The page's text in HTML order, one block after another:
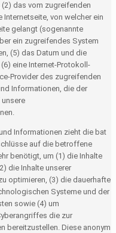
das vom zugreifenden
von welcher ein
gelangt (sogenannte
ein zugreifendes System
(5) das Datum und die
eine Internet-Protokoll-
Provider des zugreifenden
Informationen, die der
Informationen zieht die bat
auf die betroffene
benötigt, um (1) die Inhalte
die Inhalte unserer
optimieren, (3) die dauerhafte
Systeme und der
sowie (4) um
die zur
bereitzustellen. Diese anonym